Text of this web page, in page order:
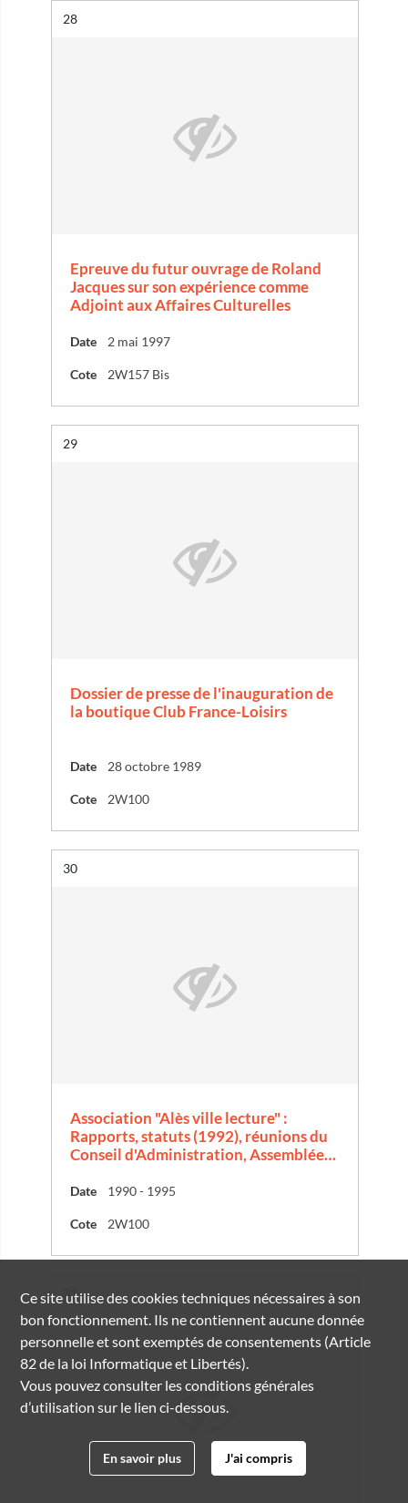
Résultat n°
28
Epreuve du futur ouvrage de Roland
Jacques sur son expérience comme
Adjoint aux Affaires Culturelles
Date 2 mai 1997
Cote 2W157 Bis
Résultat n°
29
Dossier de presse de l'inauguration de
la boutique Club France-Loisirs
Date 28 octobre 1989
Cote 2W100
Résultat n°
30
Association "Alès ville lecture" :
Rapports, statuts (1992), réunions du
Conseil d'Administration, Assemblée…
Date 1990 - 1995
Cote 2W100
Résultat n°
31
Ce site utilise descookiestechniques nécessaires à son
bon fonctionnement. Ils ne contiennent aucune donnée
personnelle et sont exemptés de consentements (Article
82 de la loi Informatique et Libertés).
Vous pouvez consulter les conditions générales
d’utilisation sur le lien ci-dessous.
En savoir plus J'ai compris